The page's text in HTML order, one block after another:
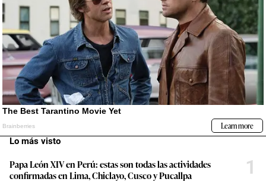
Lo más visto
Papa León XIV en Perú: estas son todas las actividades
confirmadas en Lima, Chiclayo, Cusco y Pucallpa
1